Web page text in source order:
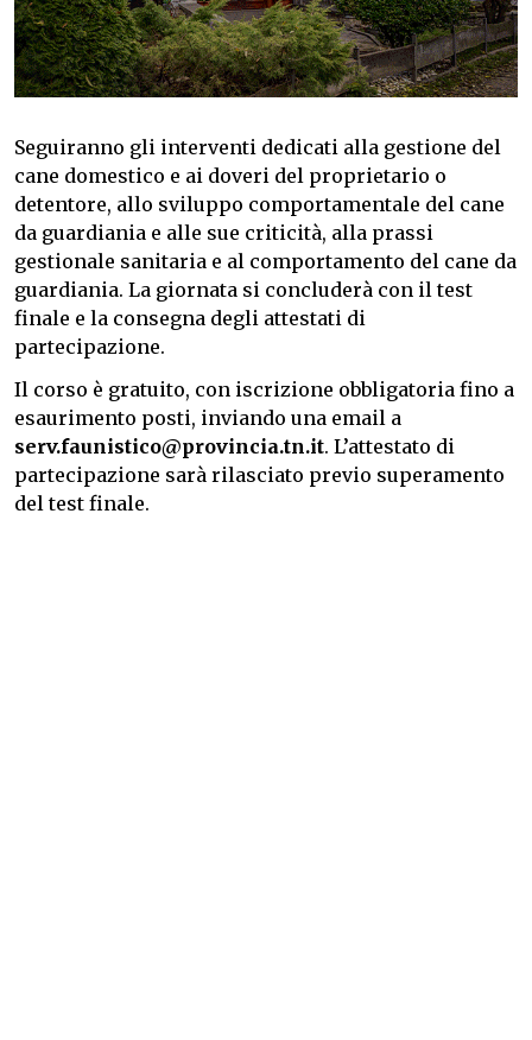
Seguiranno gli interventi dedicati alla gestione del
cane domestico e ai doveri del proprietario o
detentore, allo sviluppo comportamentale del cane
da guardiania e alle sue criticità, alla prassi
gestionale sanitaria e al comportamento del cane da
guardiania. La giornata si concluderà con il test
finale e la consegna degli attestati di
partecipazione.
Il corso è gratuito, con iscrizione obbligatoria fino a
esaurimento posti, inviando una email a
serv.faunistico@provincia.tn.it. L’attestato di
partecipazione sarà rilasciato previo superamento
del test finale.